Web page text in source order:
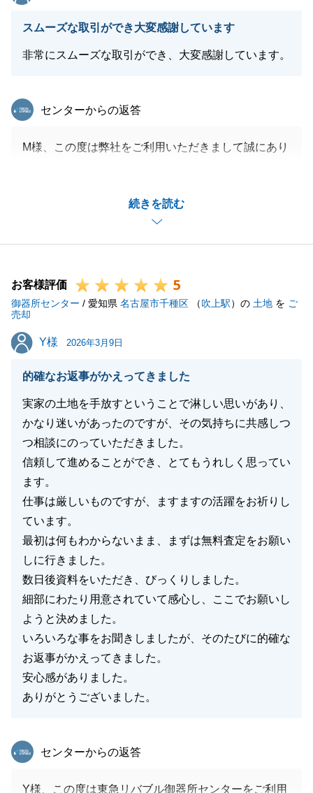
スムーズな取引ができ大変感謝しています
非常にスムーズな取引ができ、大変感謝しています。
続きを読む
東急リバブル
センターからの返答
M様、この度は弊社をご利用いただきまして誠にあり
ることが出来ました。
また何かございましたらお気軽にお声がけいただけま
すと幸いです。
お客様評価 5
御器所センター / 愛知県 名古屋市千種区 （吹上駅）の 土地 を ご
売却
Y様
Y様 2026年3月9日
的確なお返事がかえってきました
実家の土地を手放すということで淋しい思いがあり、
かなり迷いがあったのですが、その気持ちに共感しつ
つ相談にのっていただきました。
信頼して進めることができ、とてもうれしく思ってい
ます。
仕事は厳しいものですが、ますますの活躍をお祈りし
ています。
最初は何もわからないまま、まずは無料査定をお願い
しに行きました。
数日後資料をいただき、びっくりしました。
細部にわたり用意されていて感心し、ここでお願いし
ようと決めました。
いろいろな事をお聞きしましたが、そのたびに的確な
お返事がかえってきました。
安心感がありました。
ありがとうございました。
東急リバブル
センターからの返答
Y様、この度は東急リバブル御器所センターをご利用